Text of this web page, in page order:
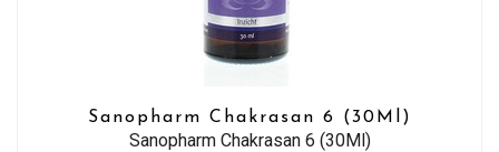
Sanopharm Chakrasan 6 (30Ml)
Sanopharm Chakrasan 6 (30Ml)